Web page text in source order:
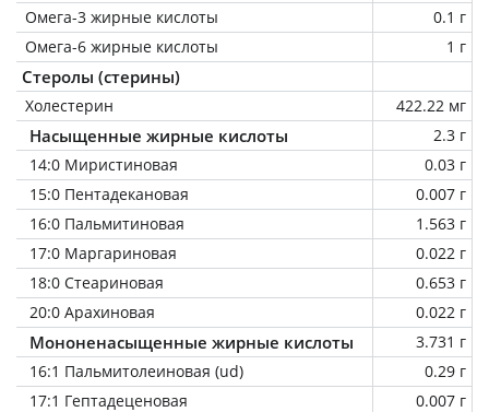
Омега-3 жирные кислоты
0.1 г
Омега-6 жирные кислоты
1 г
Стеролы (стерины)
Холестерин 422.22 мг
Насыщенные жирные кислоты
2.3 г
14:0 Миристиновая
0.03 г
15:0 Пентадекановая
0.007 г
16:0 Пальмитиновая
1.563 г
17:0 Маргариновая
0.022 г
18:0 Стеариновая
0.653 г
20:0 Арахиновая
0.022 г
Мононенасыщенные жирные кислоты
3.731 г
16:1 Пальмитолеиновая (ud)
0.29 г
17:1 Гептадеценовая
0.007 г